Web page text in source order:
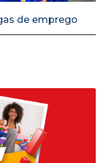
de emprego